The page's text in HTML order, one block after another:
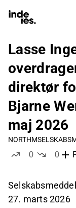
Lasse
direktør
Bjarne
maj 2026
NORTHM
0
0
27. marts 2026